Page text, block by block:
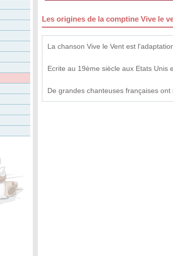
Les origines de la comptine Vive le
La chanson Vive le Vent est
Ecrite au 19ème siècle aux Etats Unis
De grandes chanteuses françaises